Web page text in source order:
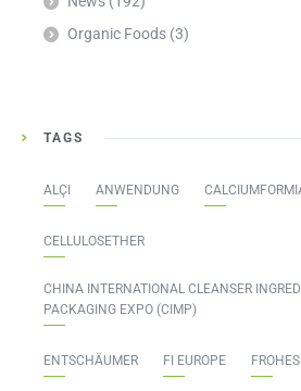
Organic Foods (3)
TAGS
ALÇI ANWENDUNG
CELLULOSETHER
CHINA INTERNATIONAL CLEANSER
PACKAGING EXPO (CIMP)
ENTSCHÄUMER FI EUROPE